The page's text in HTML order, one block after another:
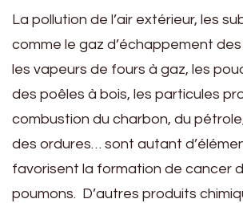
La pollution de l’air extérieur, les
comme le gaz d’échappement
les vapeurs de fours à gaz, les
des poêles à bois, les particules
combustion du charbon, du
des ordures… sont autant
favorisent la formation de cancer
poumons. D’autres produits